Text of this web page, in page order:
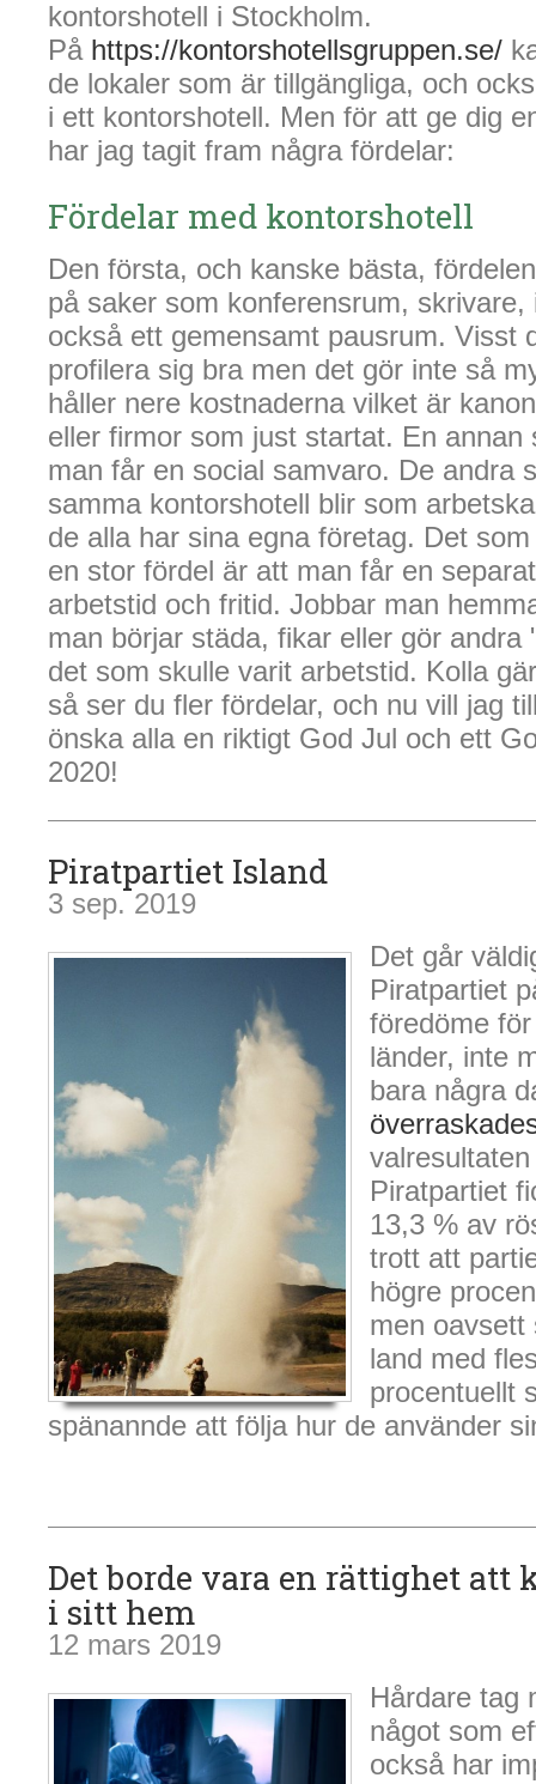
kontorshotell i Stockholm.
På https://kontorshotellsgruppen.se/
de lokaler som är tillgängliga, och
i ett kontorshotell. Men för att ge dig
har jag tagit fram några fördelar:
Fördelar med kontorshotell
Den första, och kanske bästa,
på saker som konferensrum, skrivare,
också ett gemensamt pausrum. Visst
profilera sig bra men det gör inte så
håller nere kostnaderna vilket är
eller firmor som just startat. En annan
man får en social samvaro. De andra
samma kontorshotell blir som
de alla har sina egna företag. Det
en stor fördel är att man får en
arbetstid och fritid. Jobbar man
man börjar städa, fikar eller gör andra
det som skulle varit arbetstid. Kolla
så ser du fler fördelar, och nu vill jag
önska alla en riktigt God Jul och ett
2020!
Piratpartiet Island
3 sep. 2019
Det går
Piratpartiet
föredöme
länder, inte
bara några
Piratpartiet
13,3 % av
trott att
högre
men oavsett
land med
procentuellt
spänannde att följa hur de använder
Det borde vara en rättighet att
i sitt hem
12 mars 2019
Hårdare tag
något som
också har